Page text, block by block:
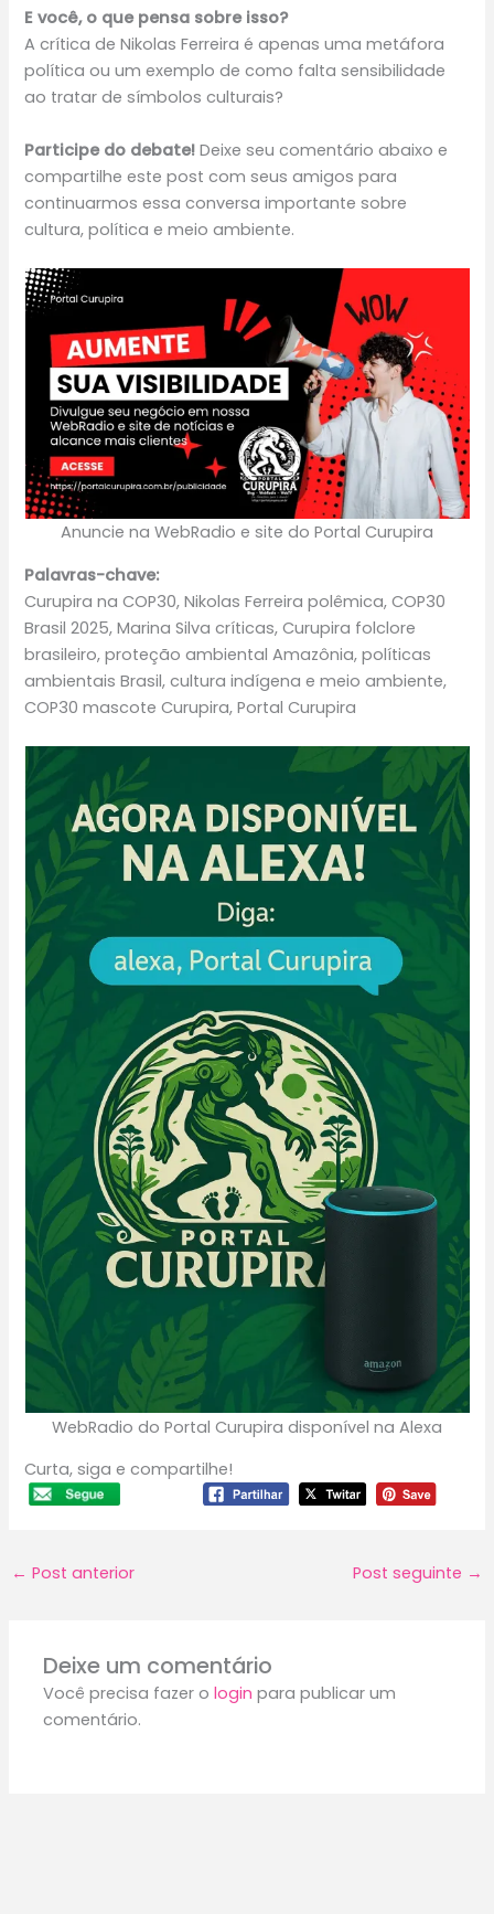
E você, o que pensa sobre isso?
A crítica de Nikolas Ferreira é apenas uma metáfora
política ou um exemplo de como falta sensibilidade
ao tratar de símbolos culturais?
Participe do debate! Deixe seu comentário abaixo e
compartilhe este post com seus amigos para
continuarmos essa conversa importante sobre
cultura, política e meio ambiente.
Anuncie na WebRadio e site do Portal Curupira
Palavras-chave:
Curupira na COP30, Nikolas Ferreira polêmica, COP30
Brasil 2025, Marina Silva críticas, Curupira folclore
brasileiro, proteção ambiental Amazônia, políticas
ambientais Brasil, cultura indígena e meio ambiente,
COP30 mascote Curupira, Portal Curupira
WebRadio do Portal Curupira disponível na Alexa
Curta, siga e compartilhe!
← Post anterior Post seguinte →
Deixe um comentário
Você precisa fazer ologin para publicar um
comentário.